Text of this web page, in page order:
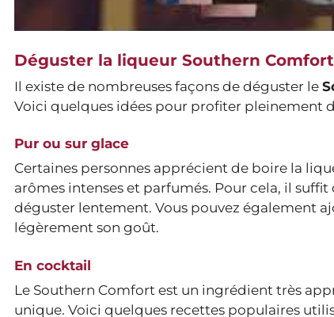
Déguster la liqueur Southern Comfort
Il existe de nombreuses façons de déguster le
Voici quelques idées pour profiter pleinement
Pur ou sur glace
Certaines personnes apprécient de boire la
arômes intenses et parfumés. Pour cela, il
déguster lentement. Vous pouvez également
légèrement son goût.
En cocktail
Le Southern Comfort est un ingrédient très
unique. Voici quelques recettes populaires